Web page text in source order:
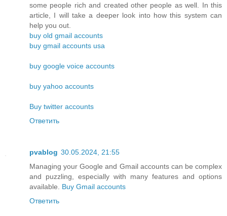
some people rich and created other people as well. In this
article, I will take a deeper look into how this system can
help you out.
buy old gmail accounts
buy gmail accounts usa
buy google voice accounts
buy yahoo accounts
Buy twitter accounts
Ответить
pvablog 30.05.2024, 21:55
Managing your Google and Gmail accounts can be complex
and puzzling, especially with many features and options
available. Buy Gmail accounts
Ответить